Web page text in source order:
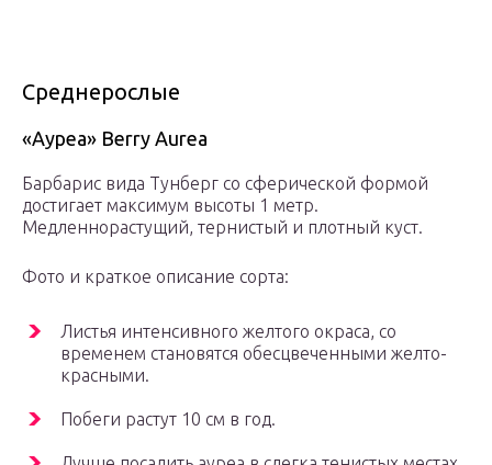
Среднерослые
«Ауреа» Berry Aurea
Барбарис вида Тунберг со сферической формой
достигает максимум высоты 1 метр.
Медленнорастущий, тернистый и плотный куст.
Фото и краткое описание сорта:
Листья интенсивного желтого окраса, со
временем становятся обесцвеченными желто-
красными.
Побеги растут 10 см в год.